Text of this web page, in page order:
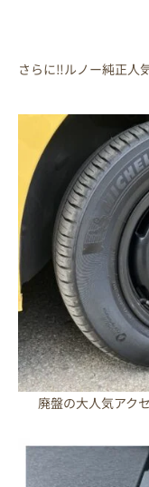
さらに‼ルノー純正人
廃盤の大人気アク